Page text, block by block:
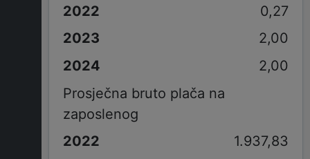
0,27
2,00
2,00
Prosječna bruto plača na
zaposlenog
1.937,83